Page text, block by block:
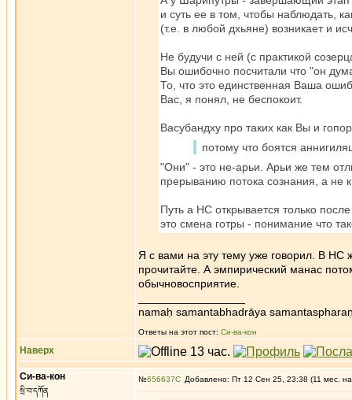
и суть ее в том, чтобы наблюдать,
(т.е. в любой дхьяне) возникает и
Не будучи с ней (с практикой
Вы ошибочно посчитали что "он
То, что это единственная Ваша
Вас, я понял, не беспокоит.
Васубандху про таких как Вы и
потому что боятся
"Они" - это не-арьи. Арьи же тем
прерыванию потока сознания, а не
Путь а НС открывается только
это смена готры - понимание что
Я с вами на эту тему уже говорил. В НС
прочитайте. А эмпирический манас
обычновосприятие.
namaḥ samantabhadrāya
Ответы на этот пост: Си-ва-кон
Наверх
Си-ва-кон
སྲི་བ་དཀོན
№656637 Добавлено: Пт 12 Сен 25, 23:38 (11 мес.